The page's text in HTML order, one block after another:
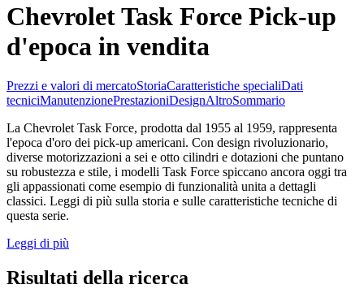
Chevrolet Task Force Pick-up
d'epoca in vendita
Prezzi e valori di mercatoStoriaCaratteristiche specialiDati
tecniciManutenzionePrestazioniDesignAltroSommario
La Chevrolet Task Force, prodotta dal 1955 al 1959, rappresenta
l'epoca d'oro dei pick-up americani. Con design rivoluzionario,
diverse motorizzazioni a sei e otto cilindri e dotazioni che puntano
su robustezza e stile, i modelli Task Force spiccano ancora oggi tra
gli appassionati come esempio di funzionalità unita a dettagli
classici. Leggi di più sulla storia e sulle caratteristiche tecniche di
questa serie.
Leggi di più
Risultati della ricerca